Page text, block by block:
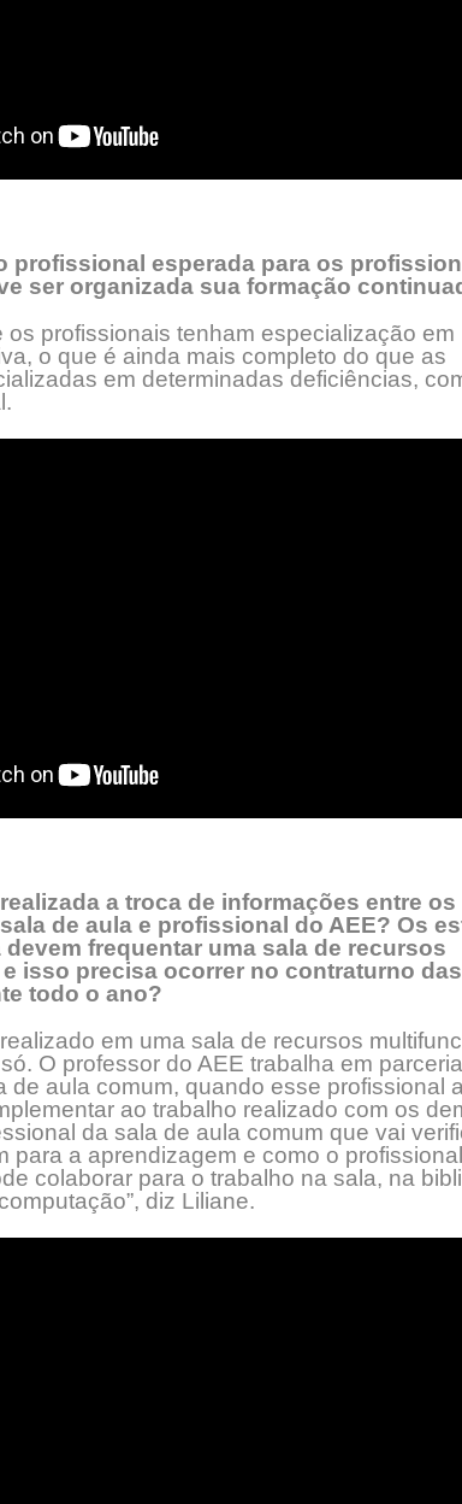
profissional esperada para os
ser organizada sua formação
os profissionais tenham especialização em
o que é ainda mais completo do que as
em determinadas deficiências,
a troca de informações entre os
de aula e profissional do AEE? Os
frequentar uma sala de recursos
isso precisa ocorrer no contraturno
todo o ano?
em uma sala de recursos
O professor do AEE trabalha em
de aula comum, quando esse profissional
ao trabalho realizado com os
da sala de aula comum que vai
para a aprendizagem e como o profissional
colaborar para o trabalho na sala, na
diz Liliane.